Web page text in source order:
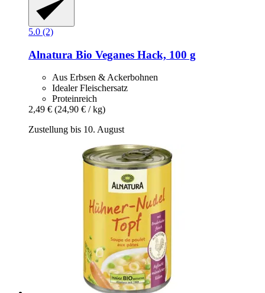
5.0 (2)
Alnatura Bio Veganes Hack, 100 g
Aus Erbsen & Ackerbohnen
Idealer Fleischersatz
Proteinreich
2,49 € (24,90 € / kg)
Zustellung bis 10. August